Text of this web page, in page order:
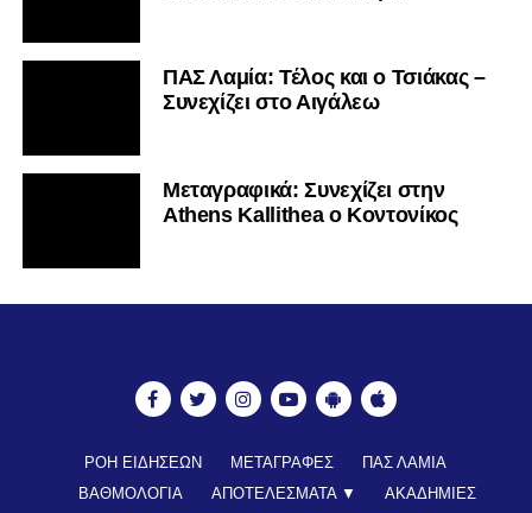
ΠΑΣ Λαμία: Τέλος και ο Τσιάκας –
Συνεχίζει στο Αιγάλεω
Mεταγραφικά: Συνεχίζει στην
Athens Kallithea ο Κοντονίκος
ΡΟΗ ΕΙΔΗΣΕΩΝ ΜΕΤΑΓΡΑΦΕΣ
ΠΑΣ ΛΑΜΙΑ
ΒΑΘΜΟΛΟΓΙΑ
ΑΠΟΤΕΛΕΣΜΑΤΑ ▼
ΑΚΑΔΗΜΙΕΣ